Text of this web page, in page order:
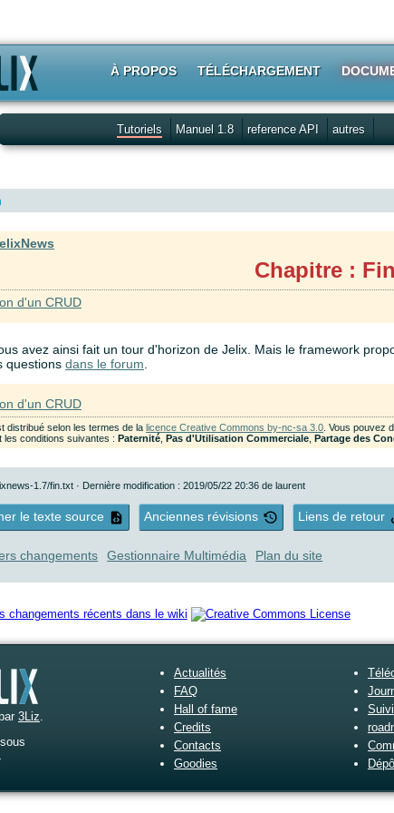
À PROPOS TÉLÉCHARGEMENT
Tutoriels Manuel 1.8 reference API autres
Chapitre : Fin
d'un CRUD
avez ainsi fait un tour d'horizon de Jelix. Mais le framework
questionsdans le forum
d'un CRUD
distribué selon les termes de lalicence Creative Commons by-nc-sa 3.0 . Vous pouvez
les conditions suivantes :Paternité ,Pas d'Utilisation Commerciale ,Partage des
1.7/fin.txt · Dernière modification : 2019/05/22 20:36 delaurent
le texte source Anciennes révisions Liens de retour
changements Gestionnaire Multimédia Plan du site
3Liz.
Actualités
FAQ
Hall of fame
Credits
Contacts
Goodies